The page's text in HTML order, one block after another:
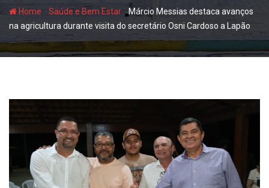
Home Saúde e Bem Estar -Márcio Messias destaca avanços
na agricultura durante visita do secretário Osni Cardoso a Lapão